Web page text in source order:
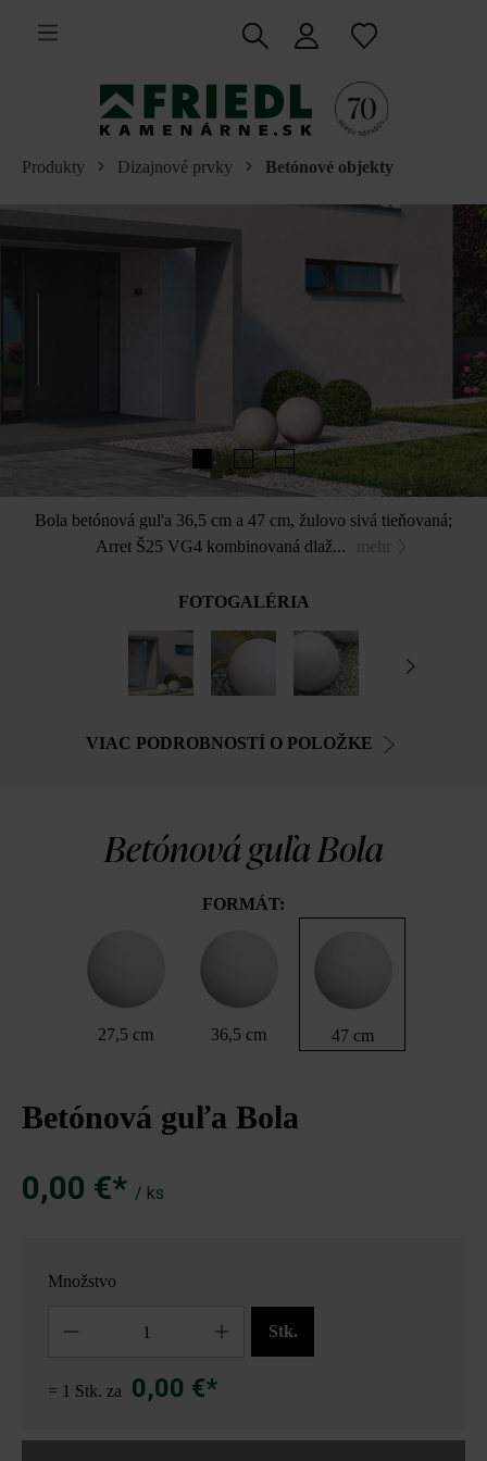
hlavný obsah
Produkty Dizajnové prvky Betónové objekty
Bola betónová gul'a 36,5 cm a 47 cm, žulovo sivá tieňovaná;
Arret Š25 VG4 kombinovaná dlaž...
mehr
FOTOGALÉRIA
VIAC PODROBNOSTÍ O POLOŽKE
Betónová guľa Bola
FORMÁT:
27,5 cm 36,5 cm 47 cm
Betónová guľa Bola
0,00 €* / ks
Množstvo
Stk.
= 1 Stk. za 0,00 €*